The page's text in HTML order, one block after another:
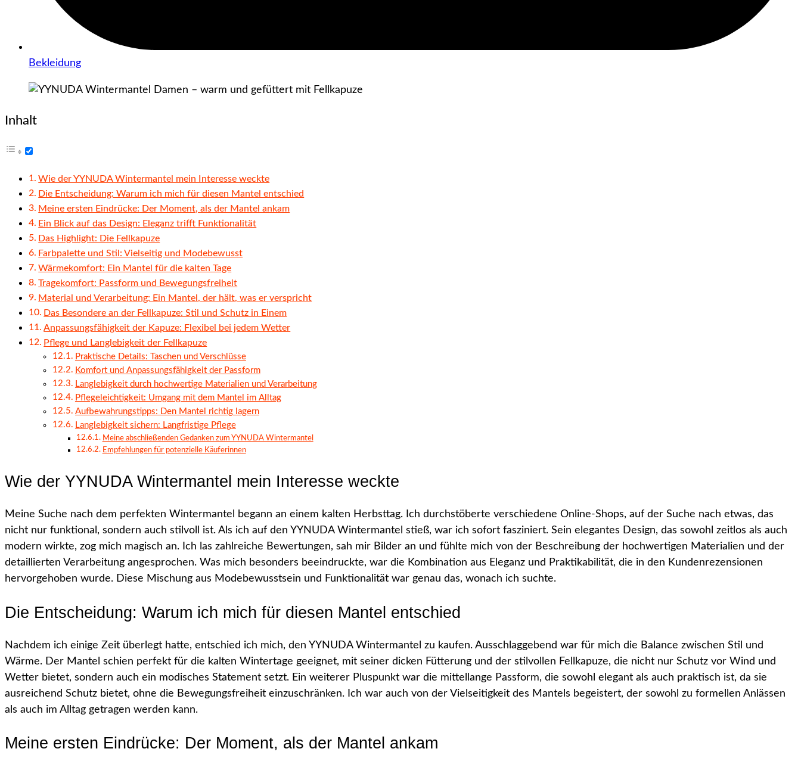
Bekleidung
Inhalt
Wie der YYNUDA Wintermantel mein Interesse weckte
Die Entscheidung: Warum ich mich für diesen Mantel entschied
Meine ersten Eindrücke: Der Moment, als der Mantel ankam
Ein Blick auf das Design: Eleganz trifft Funktionalität
Das Highlight: Die Fellkapuze
Farbpalette und Stil: Vielseitig und Modebewusst
Wärmekomfort: Ein Mantel für die kalten Tage
Tragekomfort: Passform und Bewegungsfreiheit
Material und Verarbeitung: Ein Mantel, der hält, was er verspricht
Das Besondere an der Fellkapuze: Stil und Schutz in Einem
Anpassungsfähigkeit der Kapuze: Flexibel bei jedem Wetter
Pflege und Langlebigkeit der Fellkapuze
Praktische Details: Taschen und Verschlüsse
Komfort und Anpassungsfähigkeit der Passform
Langlebigkeit durch hochwertige Materialien und Verarbeitung
Pflegeleichtigkeit: Umgang mit dem Mantel im Alltag
Aufbewahrungstipps: Den Mantel richtig lagern
Langlebigkeit sichern: Langfristige Pflege
Meine abschließenden Gedanken zum YYNUDA Wintermantel
Empfehlungen für potenzielle Käuferinnen
Wie der YYNUDA Wintermantel mein Interesse weckte
Meine Suche nach dem perfekten Wintermantel begann an einem kalten Herbsttag. Ich durchstöberte verschiedene Online-Shops, auf der Suche nach etwas, das
nicht nur funktional, sondern auch stilvoll ist. Als ich auf den YYNUDA Wintermantel stieß, war ich sofort fasziniert. Sein elegantes Design, das sowohl zeitlos als auch
modern wirkte, zog mich magisch an. Ich las zahlreiche Bewertungen, sah mir Bilder an und fühlte mich von der Beschreibung der hochwertigen Materialien und der
detaillierten Verarbeitung angesprochen. Was mich besonders beeindruckte, war die Kombination aus Eleganz und Praktikabilität, die in den Kundenrezensionen
hervorgehoben wurde. Diese Mischung aus Modebewusstsein und Funktionalität war genau das, wonach ich suchte.
Die Entscheidung: Warum ich mich für diesen Mantel entschied
Nachdem ich einige Zeit überlegt hatte, entschied ich mich, den YYNUDA Wintermantel zu kaufen. Ausschlaggebend war für mich die Balance zwischen Stil und
Wärme. Der Mantel schien perfekt für die kalten Wintertage geeignet, mit seiner dicken Fütterung und der stilvollen Fellkapuze, die nicht nur Schutz vor Wind und
Wetter bietet, sondern auch ein modisches Statement setzt. Ein weiterer Pluspunkt war die mittellange Passform, die sowohl elegant als auch praktisch ist, da sie
ausreichend Schutz bietet, ohne die Bewegungsfreiheit einzuschränken. Ich war auch von der Vielseitigkeit des Mantels begeistert, der sowohl zu formellen Anlässen
als auch im Alltag getragen werden kann.
Meine ersten Eindrücke: Der Moment, als der Mantel ankam